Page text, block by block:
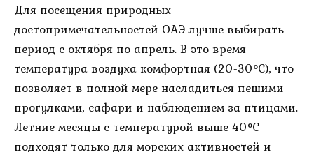
Для посещения природных
достопримечательностей ОАЭ лучше выбирать
период с октября по апрель. В это время
температура воздуха комфортная (20-30°C), что
позволяет в полной мере насладиться пешими
прогулками, сафари и наблюдением за птицами.
Летние месяцы с температурой выше 40°C
подходят только для морских активностей и